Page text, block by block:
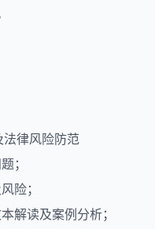
法律风险防范
；
险；
解读及案例分析；